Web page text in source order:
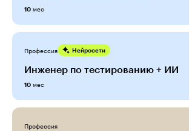
10 мес
Профессия Нейросети
Инженер по тестированию + ИИ
10 мес
Профессия